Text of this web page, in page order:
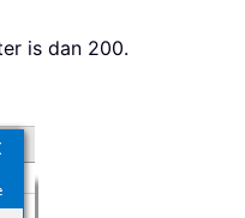
is dan 200.